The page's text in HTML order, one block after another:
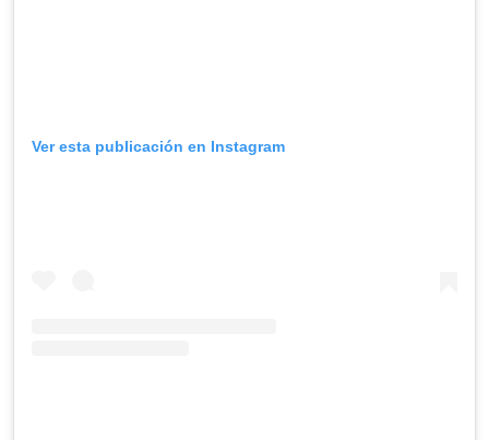
Ver esta publicación en Instagram